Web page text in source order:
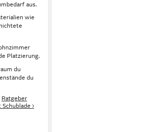
aus.
wie
Platzierung.
du
du
Ratgeber
›